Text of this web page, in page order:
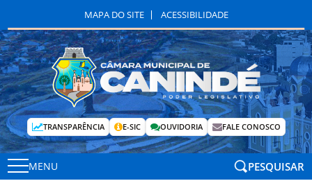
MAPA DO SITE ACESSIBILIDADE
TRANSPARÊNCIA E-SIC OUVIDORIA FALE CONOSCO
MENU PESQUISAR